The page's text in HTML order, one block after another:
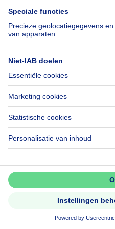
€ 425.000
Huis
5 slp.5 slaapkamers
8800 Roeselare
Instapklare en
Activeer
eerste op de